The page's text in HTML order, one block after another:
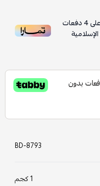
على4دفعات
BD-8793
1 كجم